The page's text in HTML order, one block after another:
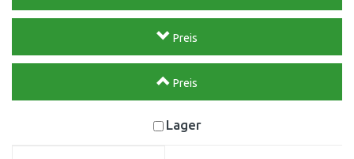
Preis
Preis
Lager